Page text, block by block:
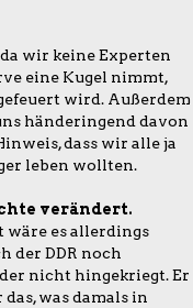
wir keine Experten
eine Kugel nimmt,
wird. Außerdem
händeringend davon
dass wir alle ja
leben wollten.
verändert.
wäre es allerdings
der DDR noch
nicht hingekriegt. Er
was damals in